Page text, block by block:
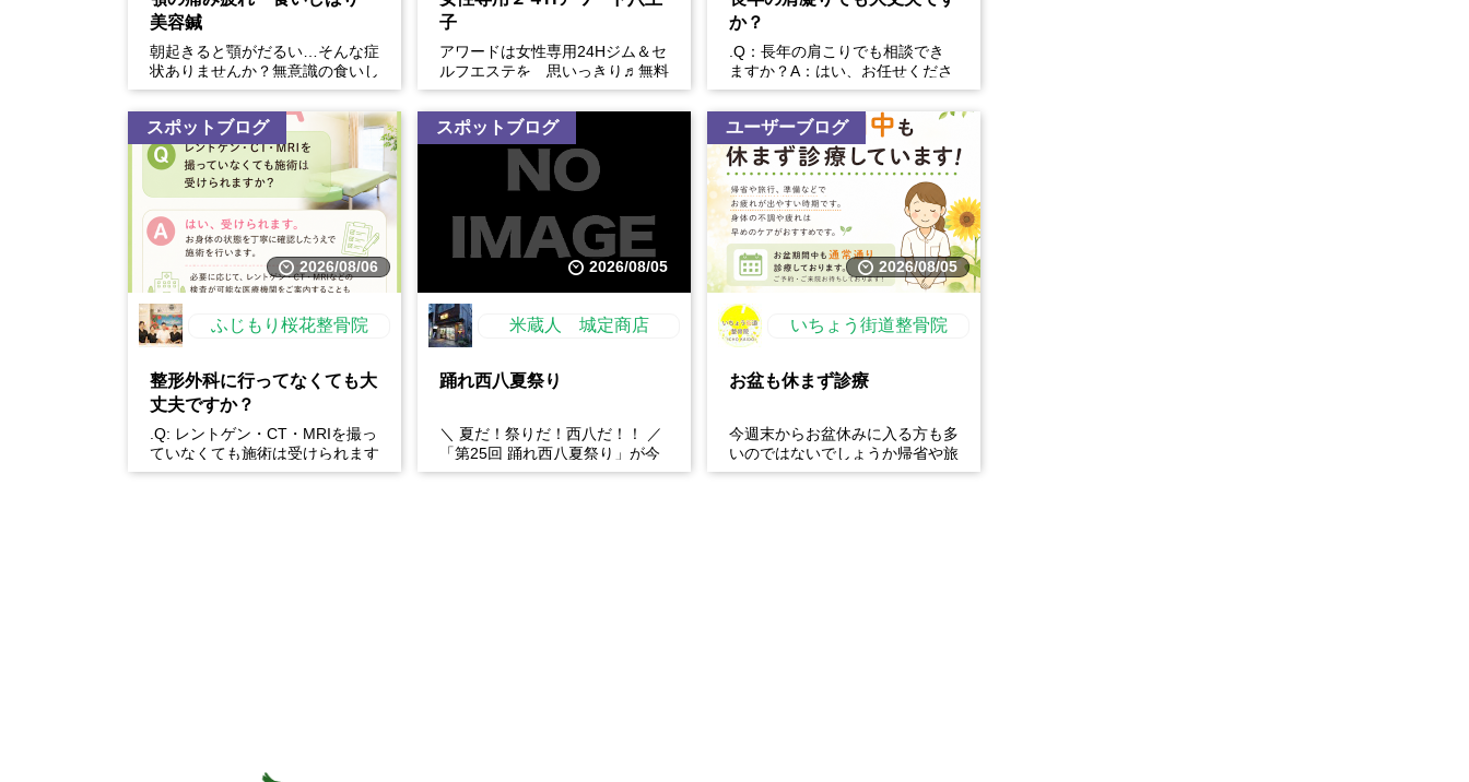
美容鍼
朝起きると顎がだるい…そんな症
状ありませんか？無意識の食いし
ばりは、顎の痛みや疲れだけでな
く、・フェイスラインの張...
子
アワードは女性専用24Hジム＆セ
ルフエステを 思いっきり♬無料
体験開催中
か？
.Q：長年の肩こりでも相談でき
ますか？A：はい、お任せくださ
い。慢性的な肩こりの原因は姿勢
や生活習慣など様々です。...
スポットブログ
2026/08/06
ふじもり桜花整骨院
整形外科に行ってなくても大
丈夫ですか？
.Q: レントゲン・CT・MRIを撮っ
ていなくても施術は受けられます
か？A: はい、受けられます。お
スポットブログ
2026/08/05
米蔵人 城定商店
踊れ西八夏祭り
＼ 夏だ！祭りだ！西八だ！！ ／
「第25回 踊れ西八夏祭り」が今
年もやってくる！ 伝統の【阿波
ユーザーブログ
2026/08/05
いちょう街道整骨院
お盆も休まず診療
今週末からお盆休みに入る方も多
いのではないでしょうか帰省や旅
行、長時間の運転などで、肩こ